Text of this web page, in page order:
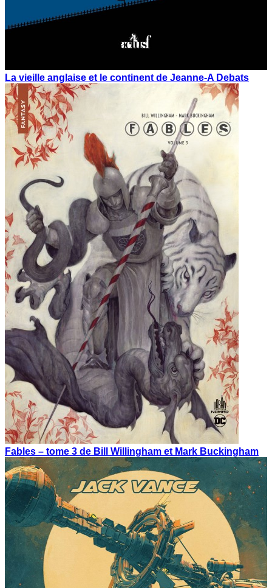
La vieille anglaise et le continent de Jeanne-A Debats
Fables – tome 3 de Bill Willingham et Mark Buckingham